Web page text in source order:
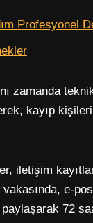
Profesyonel
zamanda
kayıp
iletişim
e-
72